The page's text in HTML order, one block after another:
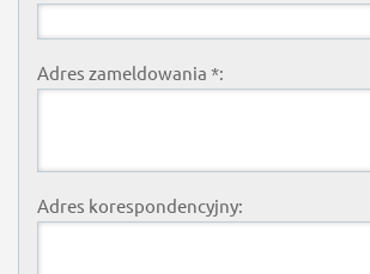
Adres zameldowania *:
Adres korespondencyjny: